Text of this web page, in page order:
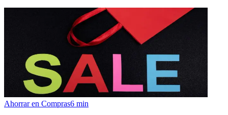
Ahorrar en Compras6 min